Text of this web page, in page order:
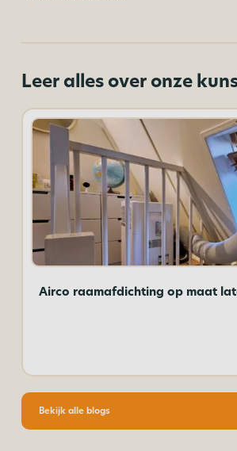
Leer alles over onze
Airco raamafdichting op maat
Bekijk alle blogs